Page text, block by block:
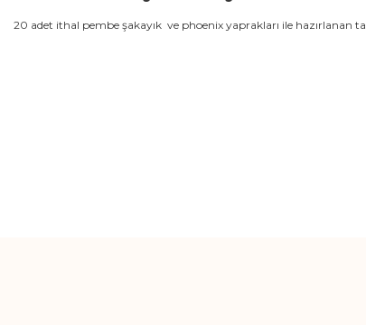
20 adet ithal pembe şakayık ve phoenix yaprakları ile hazırlanan